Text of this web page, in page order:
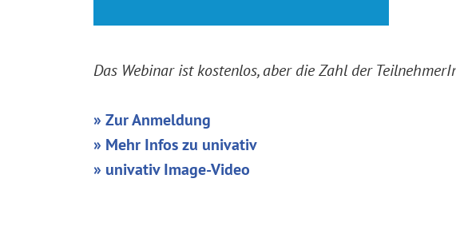
Das Webinar ist kostenlos, aber die Zahl der
» Zur Anmeldung
» Mehr Infos zu univativ
» univativ Image-Video